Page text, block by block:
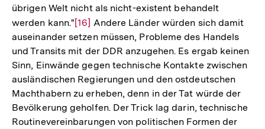
übrigen Welt nicht als nicht-existent behandelt
werden kann."Zur
Auflösung
der
Fußnote
[16] Andere Länder würden sich damit
auseinander setzen müssen, Probleme des Handels
und Transits mit der DDR anzugehen. Es ergab keinen
Sinn, Einwände gegen technische Kontakte zwischen
ausländischen Regierungen und den ostdeutschen
Machthabern zu erheben, denn in der Tat würde der
Bevölkerung geholfen. Der Trick lag darin, technische
Routinevereinbarungen von politischen Formen der